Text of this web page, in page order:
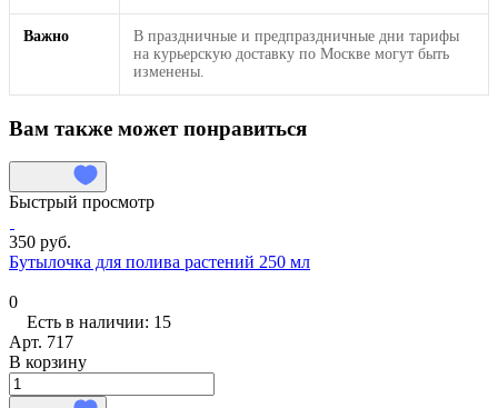
Важно
В праздничные и предпраздничные дни тарифы
на курьерскую доставку по Москве могут быть
изменены.
Вам также может понравиться
Быстрый просмотр
350 руб.
Бутылочка для полива растений 250 мл
0
Есть в наличии: 15
Арт. 717
В корзину